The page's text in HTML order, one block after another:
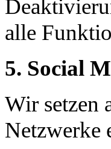
alle
5. Social
Wir setzen
Netzwerke